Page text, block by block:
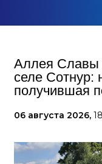
Аллея Славы
селе Сотнур:
получившая
06 августа 2026,